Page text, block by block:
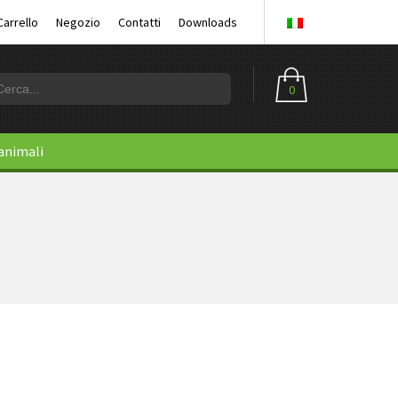
Negozio Contatti Downloads
0